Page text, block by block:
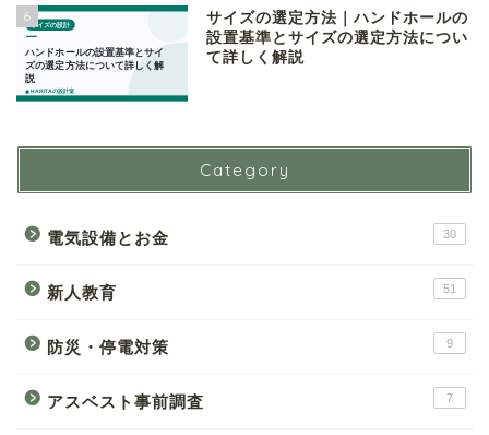
6
サイズの選定方法｜ハンドホールの
設置基準とサイズの選定方法につい
て詳しく解説
Category
電気設備とお金 30
新人教育 51
防災・停電対策 9
アスベスト事前調査 7